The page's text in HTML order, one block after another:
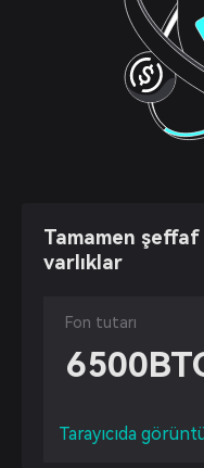
Tamamen
varlıklar
Fon tutarı
6500
Tarayıcıda